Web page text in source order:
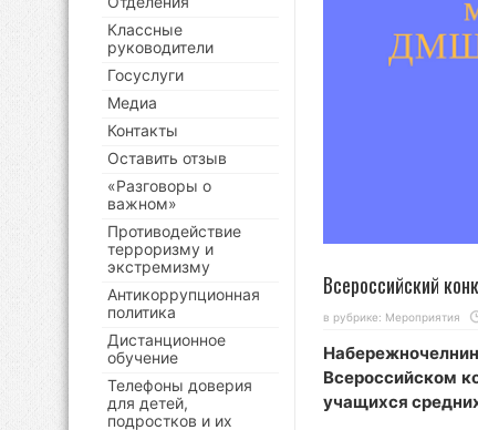
Всероссийский
в рубрике: Мероприятия
Всероссийском
учащихся
Классные
руководители
Госуслуги
Медиа
Контакты
Оставить отзыв
«Разговоры о
важном»
Противодействие
терроризму и
экстремизму
Антикоррупционная
политика
Дистанционное
обучение
Телефоны доверия
для детей,
подростков и их